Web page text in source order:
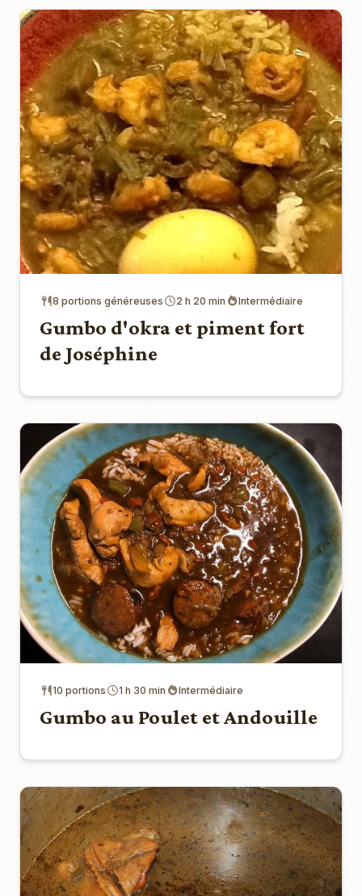
8 portions généreuses 2 h 20 min Intermédiaire
Gumbo d'okra et piment fort
de Joséphine
10 portions 1 h 30 min Intermédiaire
Gumbo au Poulet et Andouille